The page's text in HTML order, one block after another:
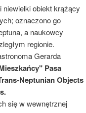
niewielki obiekt krążący
oznaczono go
a naukowcy
regionie.
Gerarda
Pasa
Neptunian Objects
się w wewnętrznej